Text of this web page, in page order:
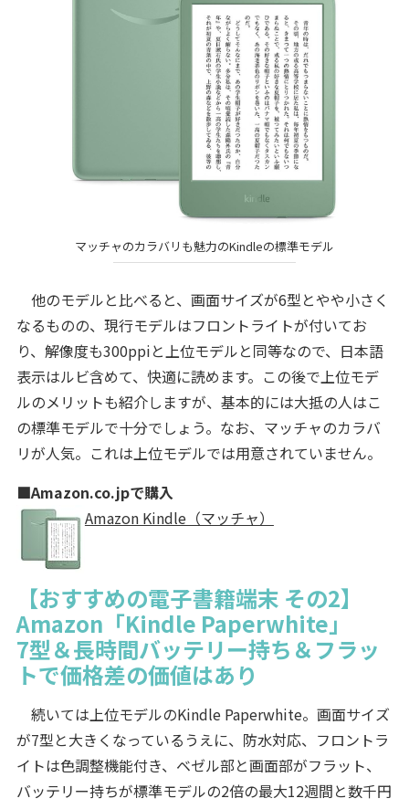
マッチャのカラバリも魅力のKindleの標準モデル
他のモデルと比べると、画面サイズが6型とやや小さく
なるものの、現行モデルはフロントライトが付いてお
り、解像度も300ppiと上位モデルと同等なので、日本語
表示はルビ含めて、快適に読めます。この後で上位モデ
ルのメリットも紹介しますが、基本的には大抵の人はこ
の標準モデルで十分でしょう。なお、マッチャのカラバ
リが人気。これは上位モデルでは用意されていません。
■Amazon.co.jpで購入
Amazon Kindle（マッチャ）
【おすすめの電子書籍端末 その2】
Amazon「Kindle Paperwhite」
7型＆長時間バッテリー持ち＆フラッ
トで価格差の価値はあり
続いては上位モデルのKindle Paperwhite。画面サイズ
が7型と大きくなっているうえに、防水対応、フロントラ
イトは色調整機能付き、ベゼル部と画面部がフラット、
バッテリー持ちが標準モデルの2倍の最大12週間と数千円